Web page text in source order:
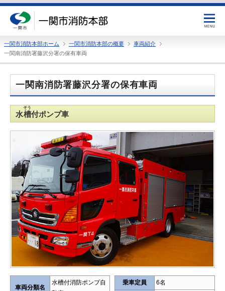
一関市消防本部ホーム 一関市消防本部の概要
車両紹介
一関南消防署藤沢分署の保有車両
一関南消防署藤沢分署の保有車両
水槽
そう
付ポンプ車
車両分類名
水槽付消防ポンプ自
乗車定員
6名